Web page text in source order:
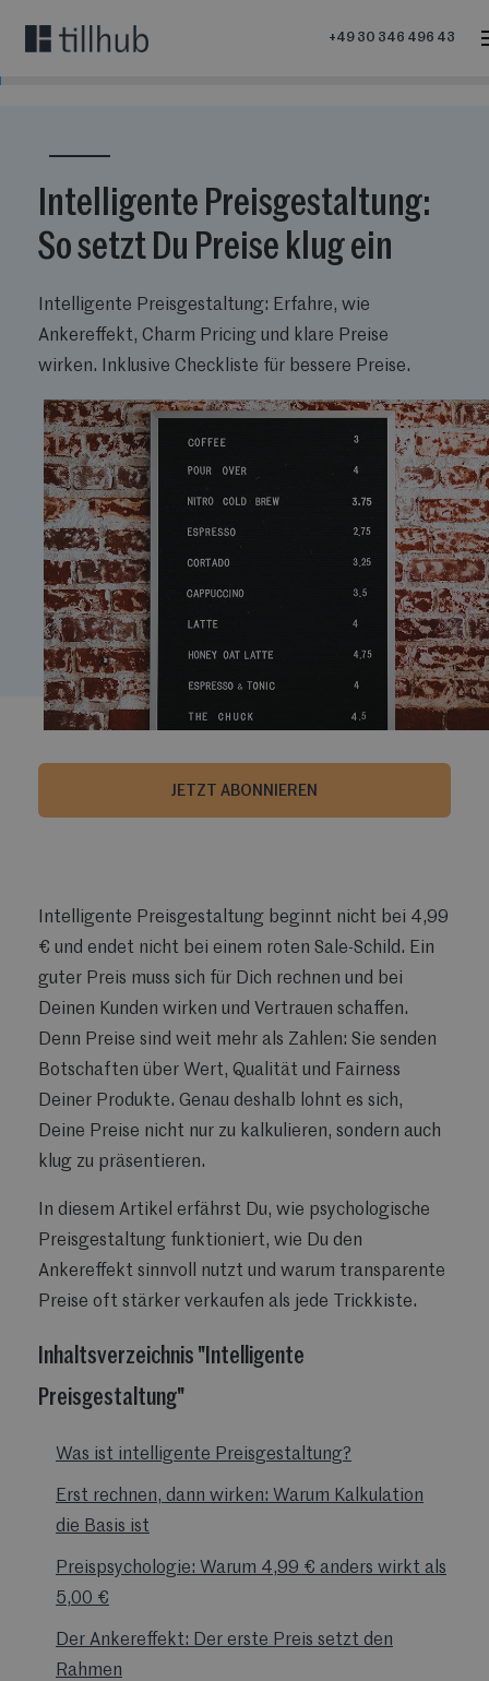
+49 30 346 496 43
Intelligente Preisgestaltung:
So setzt Du Preise klug ein
Intelligente Preisgestaltung: Erfahre, wie
Ankereffekt, Charm Pricing und klare Preise
wirken. Inklusive Checkliste für bessere Preise.
JETZT ABONNIEREN
Intelligente Preisgestaltung beginnt nicht bei 4,99
€ und endet nicht bei einem roten Sale-Schild. Ein
guter Preis muss sich für Dich rechnen und bei
Deinen Kunden wirken und Vertrauen schaffen.
Denn Preise sind weit mehr als Zahlen: Sie senden
Botschaften über Wert, Qualität und Fairness
Deiner Produkte. Genau deshalb lohnt es sich,
Deine Preise nicht nur zu kalkulieren, sondern auch
klug zu präsentieren.
In diesem Artikel erfährst Du, wie psychologische
Preisgestaltung funktioniert, wie Du den
Ankereffekt sinnvoll nutzt und warum transparente
Preise oft stärker verkaufen als jede Trickkiste.
Inhaltsverzeichnis "Intelligente
Preisgestaltung"
Was ist intelligente Preisgestaltung?
Erst rechnen, dann wirken: Warum Kalkulation
die Basis ist
Preispsychologie: Warum 4,99 € anders wirkt als
5,00 €
Der Ankereffekt: Der erste Preis setzt den
Rahmen